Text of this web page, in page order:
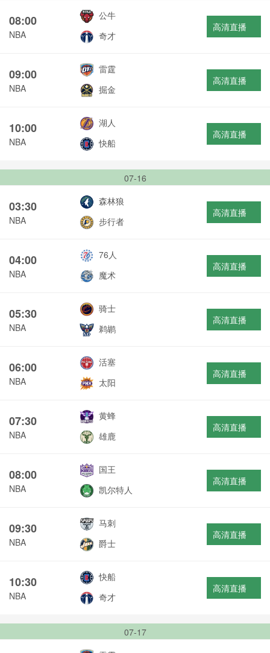
08:00
NBA
公牛
奇才
高清直播
09:00
NBA
雷霆
掘金
高清直播
10:00
NBA
湖人
快船
高清直播
07-16
03:30
NBA
森林狼
步行者
高清直播
04:00
NBA
76人
魔术
高清直播
05:30
NBA
骑士
鹈鹕
高清直播
06:00
NBA
活塞
太阳
高清直播
07:30
NBA
黄蜂
雄鹿
高清直播
08:00
NBA
国王
凯尔特人
高清直播
09:30
NBA
马刺
爵士
高清直播
10:30
NBA
快船
奇才
高清直播
07-17